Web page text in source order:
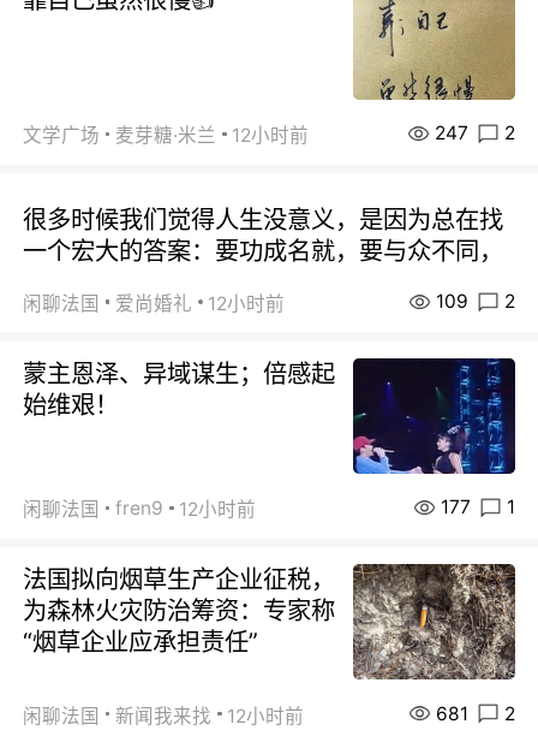
文学广场 麦芽糖·米兰 12小时前 247 2
很多时候我们觉得人生没意义，是因为总在找
一个宏大的答案：要功成名就，要与众不同，
闲聊法国 爱尚婚礼 12小时前 109 2
蒙主恩泽、异域谋生；倍感起
始维艰！
闲聊法国 fren9 12小时前 177 1
法国拟向烟草生产企业征税，
为森林火灾防治筹资：专家称
“烟草企业应承担责任”
闲聊法国 新闻我来找 12小时前 681 2